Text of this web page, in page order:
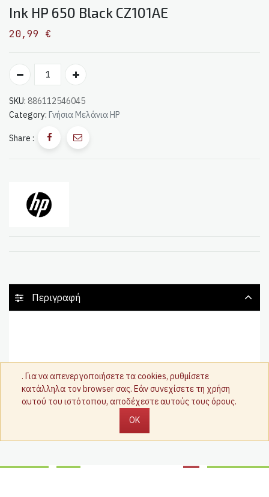
Ink HP 650 Black CZ101AE
20,99 €
SKU: 886112546045
Category: Γνήσια Μελάνια HP
Share :
Περιγραφή
. Για να απενεργοποιήσετε τα cookies, ρυθμίσετε
κατάλληλα τον browser σας. Εάν συνεχίσετε τη χρήση
αυτού του ιστότοπου, αποδέχεστε αυτούς τους όρους.
OK